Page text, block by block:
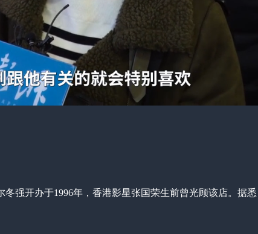
冬强开办于1996年，香港影星张国荣生前曾光顾该店。据